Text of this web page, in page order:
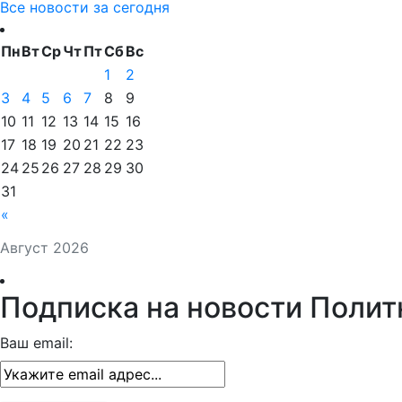
Все новости за сегодня
Август 2026
ПнВтСрЧтПтСбВс
«
1
2
3
4 5 6 7 8
9
10 11 12 13 14 15 16
17 18 19 20 21 22 23
24 25 26 27 28 29 30
31
Подписка на новости
Ваш email: